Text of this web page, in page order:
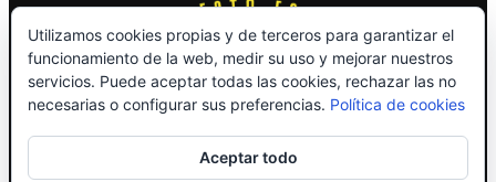
Utilizamos cookies propias y de terceros para garantizar el
funcionamiento de la web, medir su uso y mejorar nuestros
servicios. Puede aceptar todas las cookies, rechazar las no
necesarias o configurar sus preferencias. Política de cookies
Aceptar todo